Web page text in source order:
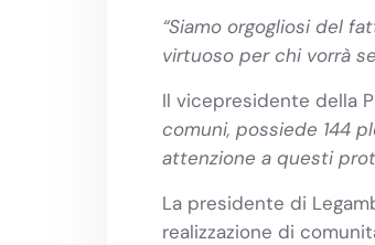
“Siamo orgogliosi del
virtuoso per chi vorrà
Il vicepresidente della
comuni, possiede 144
attenzione a questi
La presidente di
realizzazione di